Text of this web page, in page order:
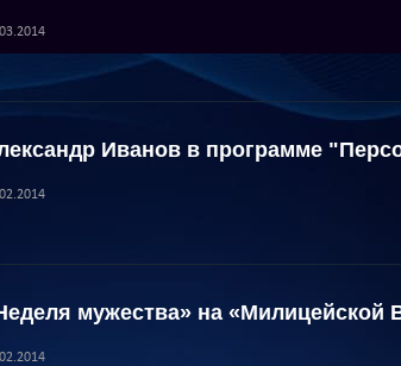
Иванов в программе
мужества» на «Милицейской